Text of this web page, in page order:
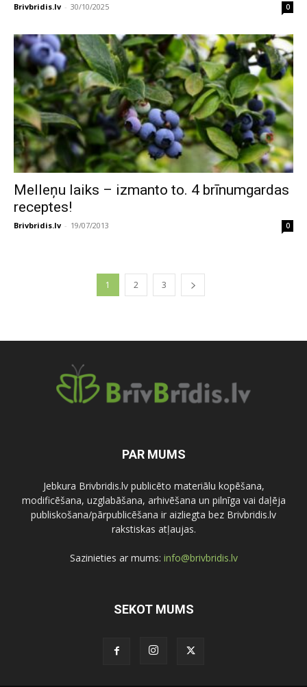
Brivbridis.lv - 30/10/2025 0
Melleņu laiks – izmanto to. 4 brīnumgardas
receptes!
Brivbridis.lv - 19/07/2013 0
1 2 3
PAR MUMS
Jebkura Brivbridis.lv publicēto materiālu kopēšana,
modificēšana, uzglabāšana, arhivēšana un pilnīga vai daļēja
publiskošana/pārpublicēšana ir aizliegta bez Brivbridis.lv
rakstiskas atļaujas.
Sazinieties ar mums: info@brivbridis.lv
SEKOT MUMS